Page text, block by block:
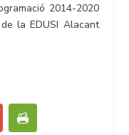
2014-2020
la EDUSI Alacant